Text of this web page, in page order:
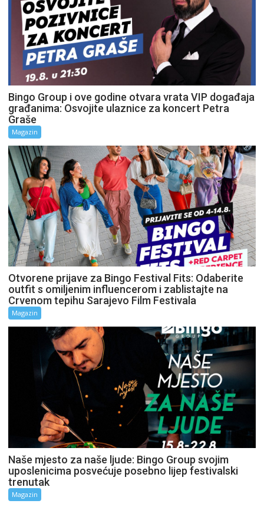
Bingo Group i ove godine otvara vrata VIP događaja
građanima: Osvojite ulaznice za koncert Petra
Graše
Magazin
Otvorene prijave za Bingo Festival Fits: Odaberite
outfit s omiljenim influencerom i zablistajte na
Crvenom tepihu Sarajevo Film Festivala
Magazin
Naše mjesto za naše ljude: Bingo Group svojim
uposlenicima posvećuje posebno lijep festivalski
trenutak
Magazin